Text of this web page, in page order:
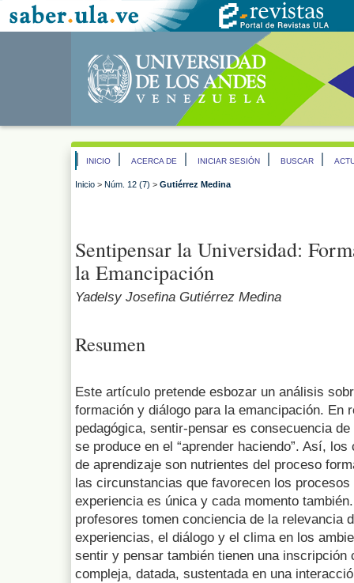
INICIO ACERCA DE INICIAR SESIÓN BUSCAR
Inicio > Núm. 12 (7) > Gutiérrez Medina
Sentipensar la Universidad:
la Emancipación
Yadelsy Josefina Gutiérrez Medina
Resumen
Este artículo pretende esbozar un análisis
formación y diálogo para la emancipación. En
pedagógica, sentir-pensar es consecuencia de
se produce en el “aprender haciendo”. Así,
de aprendizaje son nutrientes del proceso
las circunstancias que favorecen los
experiencia es única y cada momento
profesores tomen conciencia de la relevancia
experiencias, el diálogo y el clima en los
sentir y pensar también tienen una
compleja, datada, sustentada en una